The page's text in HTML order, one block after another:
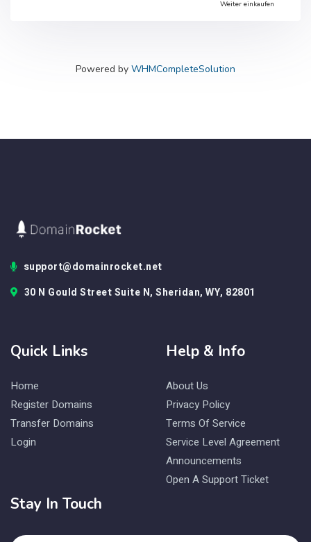
Weiter einkaufen
Powered by WHMCompleteSolution
support@domainrocket.net
30 N Gould Street Suite N, Sheridan, WY, 82801
Quick Links
Home
Register Domains
Transfer Domains
Login
Help & Info
About Us
Privacy Policy
Terms Of Service
Service Level Agreement
Announcements
Open A Support Ticket
Stay In Touch